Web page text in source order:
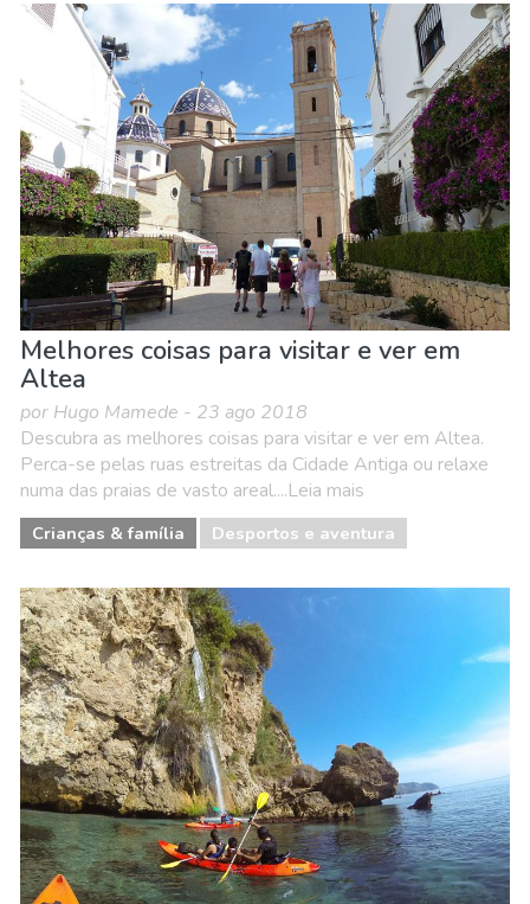
Melhores coisas para visitar e ver em
Altea
por Hugo Mamede - 23 ago 2018
Descubra as melhores coisas para visitar e ver em Altea.
Perca-se pelas ruas estreitas da Cidade Antiga ou relaxe
numa das praias de vasto areal....Leia mais
Crianças & família Desportos e aventura